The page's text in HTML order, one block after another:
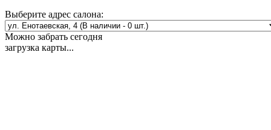
Выберите адрес салона:
Можно забрать сегодня
загрузка карты...